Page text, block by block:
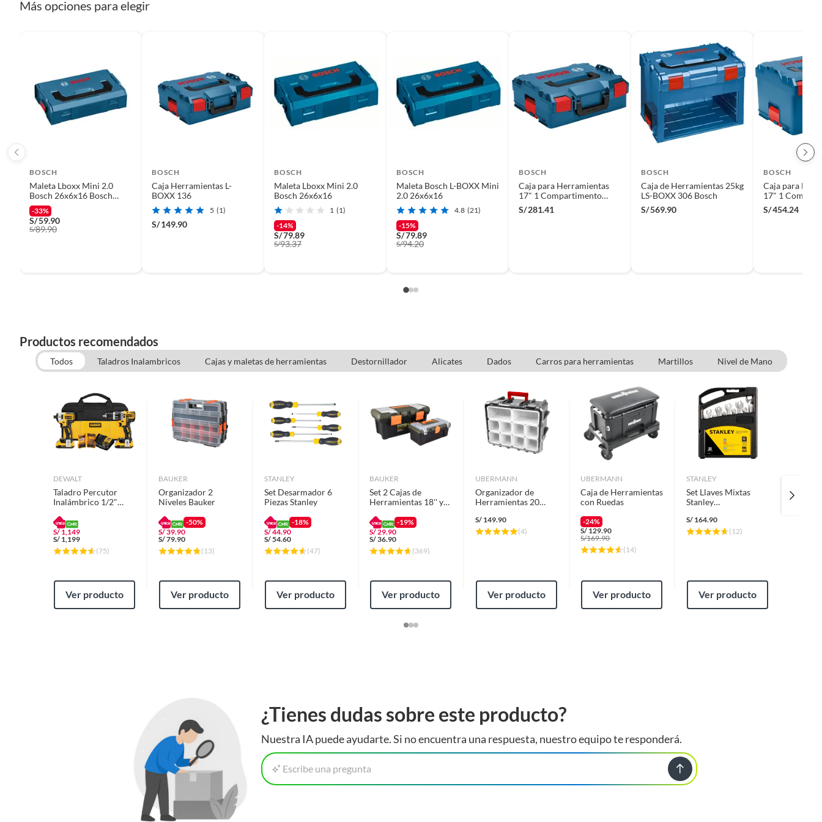
etc.).
Más opciones para elegir
BOSCH
Maleta Lboxx Mini 2.0
Bosch 26x6x16 Bosch
Profesional
-33%
S/59.90
S/89.90
BOSCH
Caja Herramientas L-
BOXX 136
5 (1)
S/149.90
BOSCH
Maleta Lboxx Mini 2.0
Bosch 26x6x16
1 (1)
-14%
S/79.89
S/93.37
BOSCH
Maleta Bosch L-BOXX Mini
2.0 26x6x16
4.8 (21)
-15%
S/79.89
S/94.20
BOSCH
Caja para Herramientas
17" 1 Compartimento
Bosch L-BOXX 136
S/281.41
BOSCH
Caja de Herramientas 25kg
LS-BOXX 306 Bosch
S/569.90
BOSCH
Caja para
17" 1
Bosch L-BOXX
S/454.24
Productos recomendados
Todos Taladros Inalambricos Cajas y maletas de herramientas Destornillador Alicates Dados Carros para herramientas Martillos Nivel de Mano
DEWALT
Taladro Percutor
Inalámbrico 1/2"
Impacto Inalámbrico
1/4" 20V+Set 18
Pz+Bolso
S/1,149
S/ 1,199
(75)
Ver producto
BAUKER
Organizador 2
Niveles Bauker
-50%
S/39.90
S/79.90
( 13)
Ver producto
STANLEY
Set Desarmador 6
Piezas Stanley
-18%
S/44.90
S/54.60
(47)
Ver producto
BAUKER
Set 2 Cajas de
Herramientas 18'' y
-19%
S/29.90
S/36.90
(369)
Ver producto
UBERMANN
Organizador de
Herramientas 20
Ubermann.
S/ 149.90
(4)
Ver producto
UBERMANN
Caja de Herramientas
con Ruedas
-24%
S/129.90
S/169.90
( 14)
Ver producto
STANLEY
Set Llaves Mixtas
Stanley
20 Unidades
S/ 164.90
( 12)
Ver producto
Set 3
11"
¿Tienes dudas sobre este producto?
Nuestra IA puede ayudarte. Si no encuentra una respuesta, nuestro equipo te responderá.
Escribe una pregunta